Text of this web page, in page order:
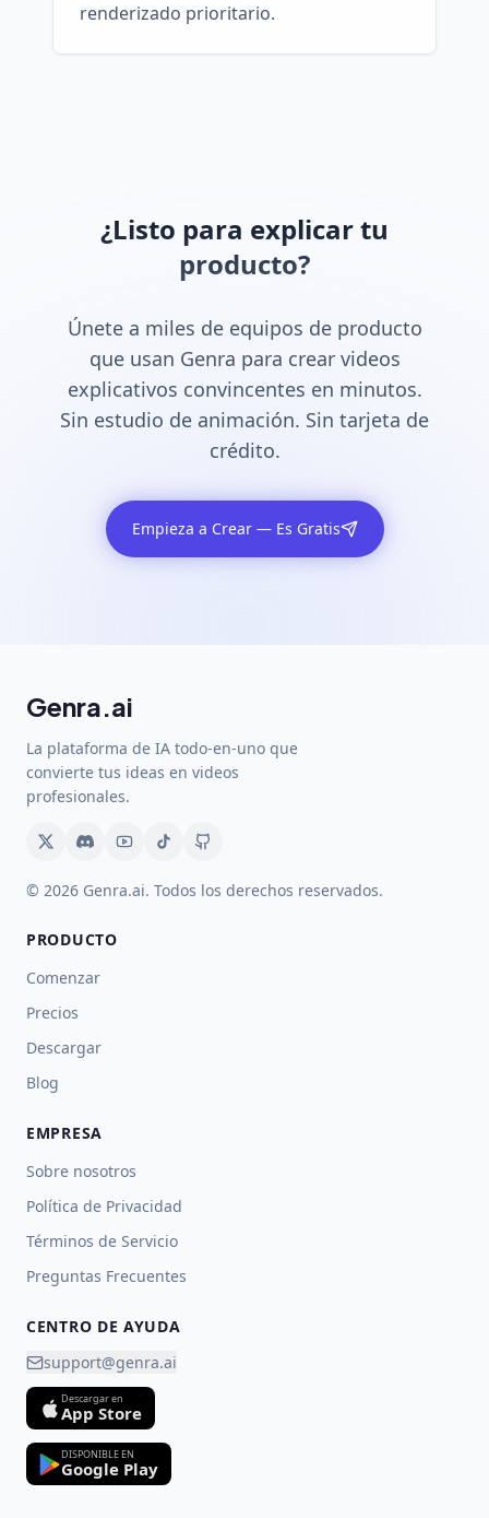
renderizado prioritario.
¿Listo para explicar tu
producto?
Únete a miles de equipos de producto
que usan Genra para crear videos
explicativos convincentes en minutos.
Sin estudio de animación. Sin tarjeta de
crédito.
Empieza a Crear — Es Gratis
Genra.ai
La plataforma de IA todo-en-uno que
convierte tus ideas en videos
profesionales.
© 2026 Genra.ai. Todos los derechos reservados.
PRODUCTO
Comenzar
Precios
Descargar
Blog
EMPRESA
Sobre nosotros
Política de Privacidad
Términos de Servicio
Preguntas Frecuentes
CENTRO DE AYUDA
support@genra.ai
Descargar en
App Store
DISPONIBLE EN
Google Play